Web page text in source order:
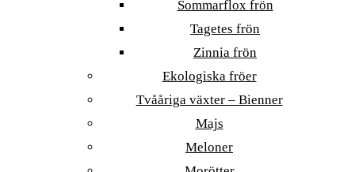
Sommarflox frön
Tagetes frön
Zinnia frön
Ekologiska fröer
Tvååriga växter – Bienner
Majs
Meloner